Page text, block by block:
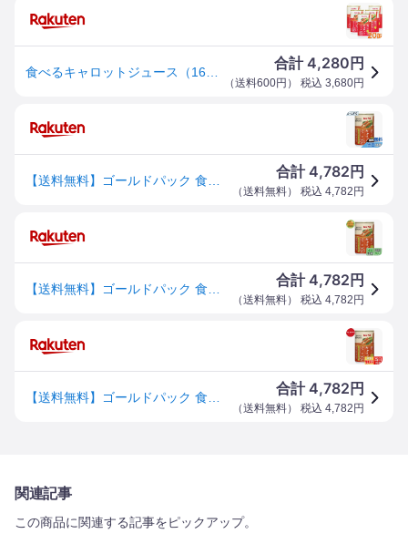
合計4,280 円
（送料600円 ） 税込 3,680円
合計4,782 円
（送料無料） 税込 4,782 円
合計4,782 円
（送料無料） 税込 4,782 円
合計4,782 円
（送料無料） 税込 4,782 円
関連記事
この商品に関連する記事をピックアップ。